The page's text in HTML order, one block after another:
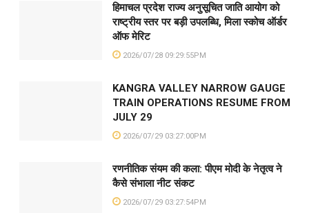
हिमाचल प्रदेश राज्य अनुसूचित जाति आयोग को
राष्ट्रीय स्तर पर बड़ी उपलब्धि, मिला स्कोच ऑर्डर
ऑफ मेरिट
2026/07/28 09:29:55PM
KANGRA VALLEY NARROW GAUGE
TRAIN OPERATIONS RESUME FROM
JULY 29
2026/07/29 03:27:00PM
रणनीतिक संयम की कला: पीएम मोदी के नेतृत्व ने
कैसे संभाला नीट संकट
2026/07/29 03:27:54PM